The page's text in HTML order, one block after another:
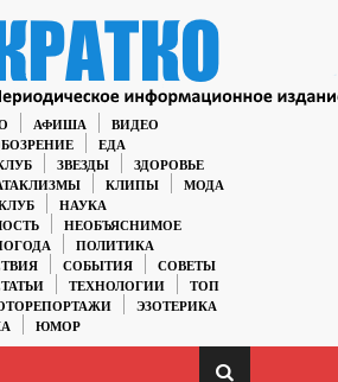
АФИША
ВИДЕО
ЕДА
ЗВЕЗДЫ
ЗДОРОВЬЕ
КЛИПЫ
МОДА
НАУКА
НЕОБЪЯСНИМОЕ
ПОЛИТИКА
СОБЫТИЯ
СОВЕТЫ
ТЕХНОЛОГИИ
ТОП
ЭЗОТЕРИКА
ЮМОР